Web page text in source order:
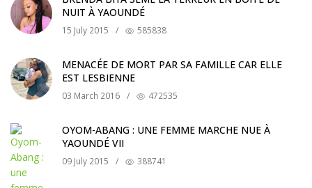
NUIT À YAOUNDÉ
15 July 2015 / 585838
MENACÉE DE MORT PAR SA FAMILLE CAR ELLE
EST LESBIENNE
03 March 2016 / 472535
OYOM-ABANG : UNE FEMME MARCHE NUE À
YAOUNDÉ VII
09 July 2015 / 388741